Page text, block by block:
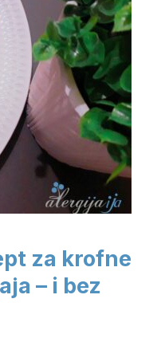
za krofne
– i bez